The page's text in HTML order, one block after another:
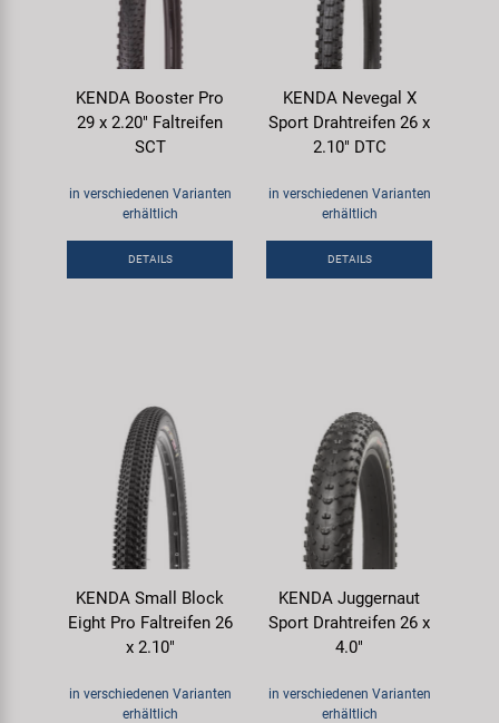
KENDA Booster Pro
29 x 2.20" Faltreifen
SCT
in verschiedenen Varianten
erhältlich
DETAILS
KENDA Nevegal X
Sport Drahtreifen 26 x
2.10" DTC
in verschiedenen Varianten
erhältlich
DETAILS
KENDA Small Block
Eight Pro Faltreifen 26
x 2.10"
in verschiedenen Varianten
erhältlich
KENDA Juggernaut
Sport Drahtreifen 26 x
4.0"
in verschiedenen Varianten
erhältlich